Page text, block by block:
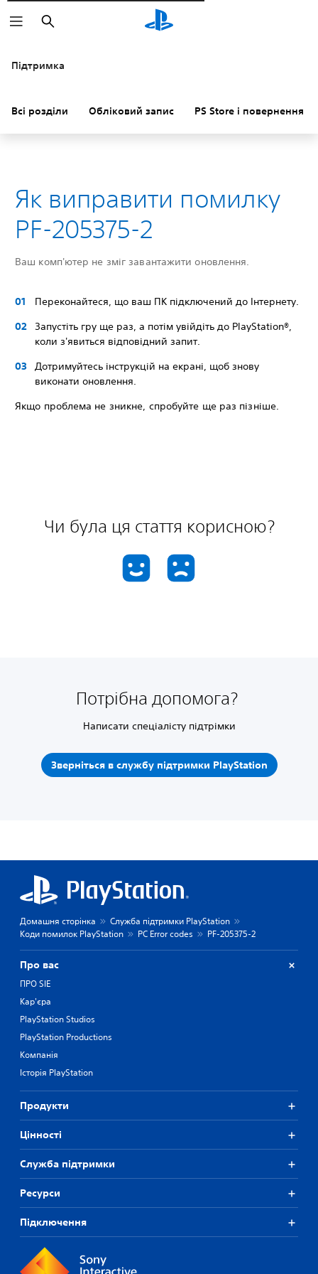
Пошук
Підтримка
Всі розділи Обліковий запис PS Store і повернення
Як виправити помилку
PF-205375-2
Ваш комп'ютер не зміг завантажити оновлення.
Переконайтеся, що ваш ПК підключений до Інтернету.
Запустiть гру ще раз, а потім увійдіть до PlayStation®,
коли з'явиться відповідний запит.
Дотримуйтесь інструкцій на екрані, щоб знову
виконати оновлення.
Якщо проблема не зникне, спробуйте ще раз пізніше.
Чи була ця стаття корисною?
Потрібна допомога?
Написати спеціалісту підтрімки
Зверніться в службу підтримки PlayStation
Домашня сторінка
Служба підтримки PlayStation
Коди помилок PlayStation
PC Error codes PF-205375-2
Про вас
ПРО SIE
Кар'єра
PlayStation Studios
PlayStation Productions
Компанія
Історія PlayStation
Продукти
Цiнностi
Служба підтримки
Ресурси
Підключення